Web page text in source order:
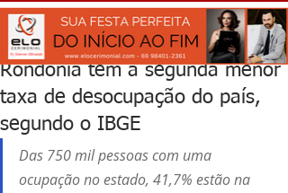
Rondônia tem a segunda menor
taxa de desocupação do país,
segundo o IBGE
Das 750 mil pessoas com uma
ocupação no estado, 41,7% estão na